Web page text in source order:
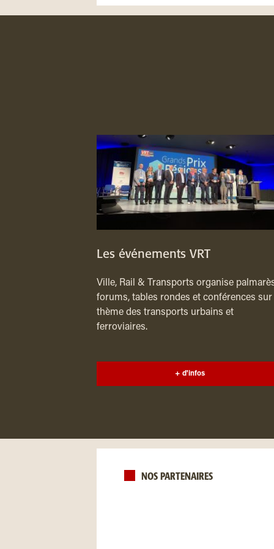
Les événements VRT
Ville, Rail & Transports organise
forums, tables rondes et conférences sur
thème des transports urbains et
ferroviaires.
+ d'infos
NOS PARTENAIRES